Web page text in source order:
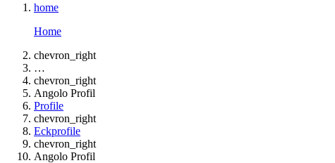
home
Home
chevron_right
…
chevron_right
Angolo Profil
Profile
chevron_right
Eckprofile
chevron_right
Angolo Profil